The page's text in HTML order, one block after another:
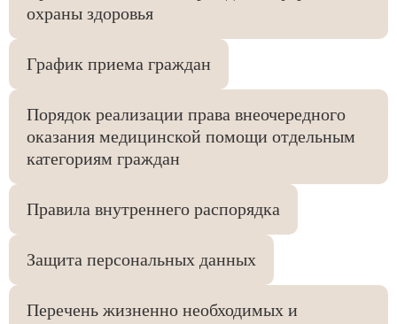
охраны здоровья
График приема граждан
Порядок реализации права внеочередного
оказания медицинской помощи отдельным
категориям граждан
Правила внутреннего распорядка
Защита персональных данных
Перечень жизненно необходимых и